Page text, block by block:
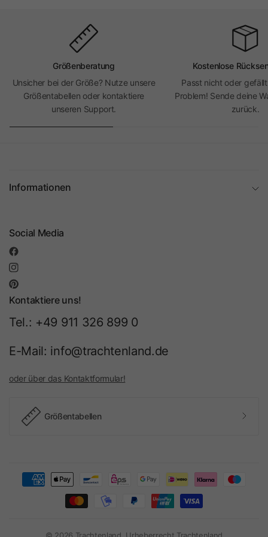
Größenberatung
Unsicher bei der Größe? Nutze unsere
Größentabellen oder kontaktiere
unseren Support.
Kostenlose
Passt nicht oder
Problem! Sende deine
zurück.
Informationen
Social Media
Kontaktiere uns!
Tel.: +49 911 326 899 0
E-Mail: info@trachtenland.de
oder über das Kontaktformular!
Größentabellen